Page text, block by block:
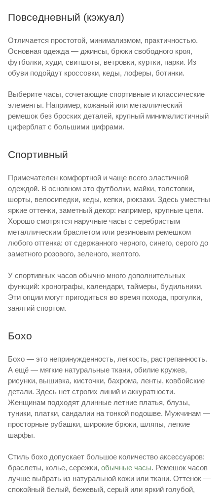
Повседневный (кэжуал)
Отличается простотой, минимализмом, практичностью.
Основная одежда — джинсы, брюки свободного кроя,
футболки, худи, свитшоты, ветровки, куртки, парки. Из
обуви подойдут кроссовки, кеды, лоферы, ботинки.
Выберите часы, сочетающие спортивные и классические
элементы. Например, кожаный или металлический
ремешок без броских деталей, крупный минималистичный
циферблат с большими цифрами.
Спортивный
Примечателен комфортной и чаще всего эластичной
одеждой. В основном это футболки, майки, толстовки,
шорты, велосипедки, кеды, кепки, рюкзаки. Здесь уместны
яркие оттенки, заметный декор: например, крупные цепи.
Хорошо смотрятся наручные часы с серебристым
металлическим браслетом или резиновым ремешком
любого оттенка: от сдержанного черного, синего, серого до
заметного розового, зеленого, желтого.
У спортивных часов обычно много дополнительных
функций: хронографы, календари, таймеры, будильники.
Эти опции могут пригодиться во время похода, прогулки,
занятий спортом.
Бохо
Бохо — это непринужденность, легкость, растрепанность.
А ещё — мягкие натуральные ткани, обилие кружев,
рисунки, вышивка, кисточки, бахрома, ленты, ковбойские
детали. Здесь нет строгих линий и аккуратности.
Женщинам подходят длинные летние платья, блузы,
туники, платки, сандалии на тонкой подошве. Мужчинам —
просторные рубашки, широкие брюки, шляпы, легкие
шарфы.
Стиль бохо допускает большое количество аксессуаров:
браслеты, колье, сережки, обычные часы. Ремешок часов
лучше выбрать из натуральной кожи или ткани. Оттенок —
спокойный белый, бежевый, серый или яркий голубой,